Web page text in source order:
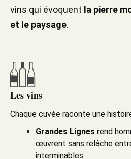
vins qui évoquent la pierre
et le paysage.
Les vins
Chaque cuvée raconte une
Grandes Lignes rend
œuvrent sans relâche
interminables.